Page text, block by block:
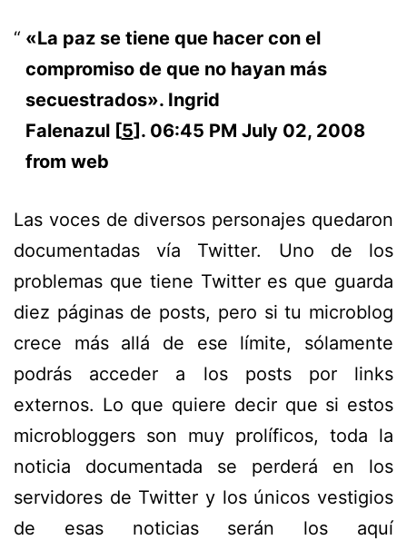
«La paz se tiene que hacer con el
compromiso de que no hayan más
secuestrados». Ingrid
Falenazul [5]. 06:45 PM July 02, 2008
from web
Las voces de diversos personajes quedaron
documentadas vía Twitter. Uno de los
problemas que tiene Twitter es que guarda
diez páginas de posts, pero si tu microblog
crece más allá de ese límite, sólamente
podrás acceder a los posts por links
externos. Lo que quiere decir que si estos
microbloggers son muy prolíficos, toda la
noticia documentada se perderá en los
servidores de Twitter y los únicos vestigios
de esas noticias serán los aquí